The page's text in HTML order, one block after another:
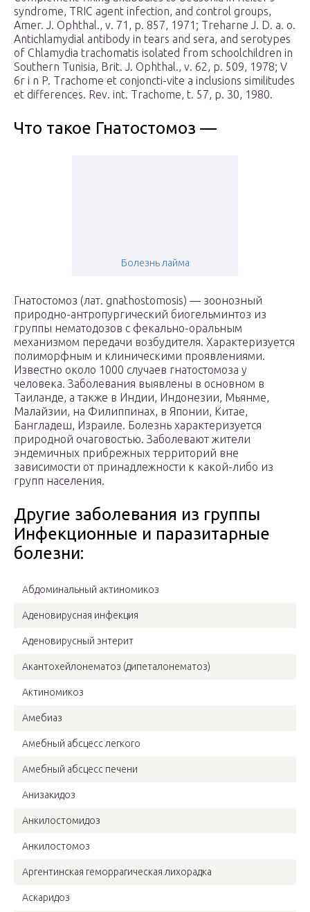
syndrome, TRIC agent infection, and control groups,
Amer. J. Ophthal., v. 71, p. 857, 1971; Treharne J. D. a. o.
Antichlamydial antibody in tears and sera, and serotypes
of Chlamydia trachomatis isolated from schoolchildren in
Southern Tunisia, Brit. J. Ophthal., v. 62, p. 509, 1978; V
6r i n P. Trachome et conjoncti-vite a inclusions similitudes
et differences. Rev. int. Trachome, t. 57, p. 30, 1980.
Что такое Гнатостомоз —
Болезнь лайма
Гнатостомоз (лат. gnathostomosis) — зоонозный
природно-антропургический биогельминтоз из
группы нематодозов с фекально-оральным
механизмом передачи возбудителя. Характеризуется
полиморфным и клиническими проявлениями.
Известно около 1000 случаев гнатостомоза у
человека. Заболевания выявлены в основном в
Таиланде, а также в Индии, Индонезии, Мьянме,
Малайзии, на Филиппинах, в Японии, Китае,
Бангладеш, Израиле. Болезнь характеризуется
природной очаговостью. Заболевают жители
эндемичных прибрежных территорий вне
зависимости от принадлежности к какой-либо из
групп населения.
Другие заболевания из группы
Инфекционные и паразитарные
болезни:
Абдоминальный актиномикоз
Аденовирусная инфекция
Аденовирусный энтерит
Акантохейлонематоз (дипеталонематоз)
Актиномикоз
Амебиаз
Амебный абсцесс легкого
Амебный абсцесс печени
Анизакидоз
Анкилостомидоз
Анкилостомоз
Аргентинская геморрагическая лихорадка
Аскаридоз